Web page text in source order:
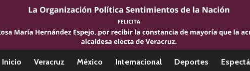
Inicio Veracruz México Internacional Deportes